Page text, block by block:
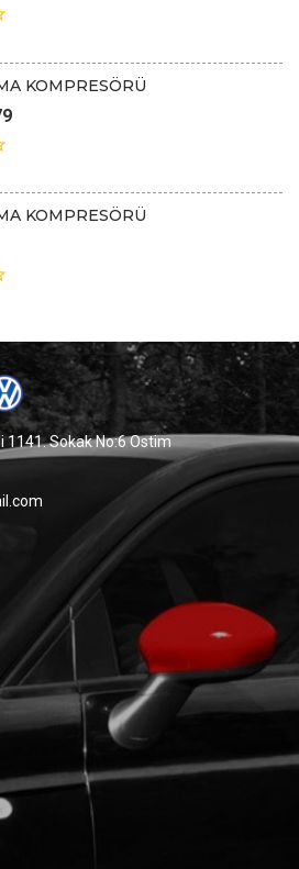
KOMPRESÖRÜ
KOMPRESÖRÜ
1141. Sokak No:6 Ostim